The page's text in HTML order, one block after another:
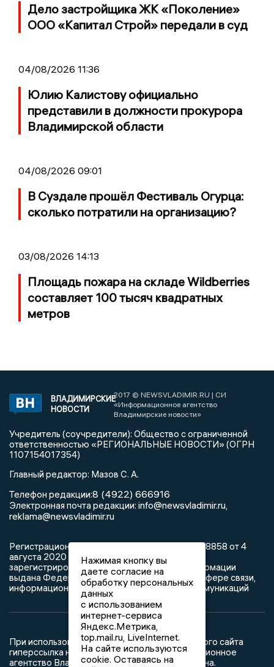
Дело застройщика ЖК «Поколение»
ООО «Капитал Строй» передали в суд
04/08/2026 11:36
Юлию Калистову официально
представили в должности прокурора
Владимирской области
04/08/2026 09:01
В Суздале прошёл Фестиваль Огурца:
сколько потратили на организацию?
03/08/2026 14:13
Площадь пожара на складе Wildberries
составляет 100 тысяч квадратных
метров
ВЛАДИМИРСКИЕ
НОВОСТИ
2017 © NEWSVLADIMIR.RU | СИ
«Информационное агентство
Владимирские новости»
Учредитель (соучредители): Общество с ограниченной
ответственностью «РЕГИОНАЛЬНЫЕ НОВОСТИ» (ОГРН
1107154017354)
Главный редактор: Мазов С. А.
Телефон редакции:8 (4922) 666916
Электронная почта редакции: info@newsvladimir.ru,
reklama@newsvladimir.ru
Регистрационный номер: серия Эл № ФС77-78858 от 4
августа 2020 г. согласно выписке из реестра
зарегистрированных средств массовой информации
выдана Федеральной службой по надзору в сфере связи,
информационных технологий и массовых коммуникаций
При использовании любого материала с данного сайта
гиперссылка на Сетевое издание «Информационное
агентство Владимирские новости» обязательна.
Нажимая кнопку вы
даете согласие на
обработку персональных
данных
с использованием
интернет-сервиса
Яндекс.Метрика,
top.mail.ru, LiveInternet.
На сайте используются
cookie. Оставаясь на